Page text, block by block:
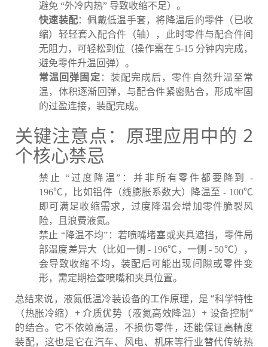
避免 “外冷内热” 导致收缩不足）。
快速装配：佩戴低温手套，将降温后的零件（已收
缩）轻轻套入配合件（轴），此时零件与配合件间
无阻力，可轻松到位（操作需在 5-15 分钟内完成，
避免零件升温回弹）。
常温回弹固定 ：装配完成后，零件自然升温至常
温，体积逐渐回弹，与配合件紧密贴合，形成牢固
的过盈连接，装配完成。
关键注意点：原理应用中的 2
个核心禁忌
禁止 “过度降温”：并非所有零件都要降到 -
196℃，比如铝件（线膨胀系数大）降温至 - 100℃
即可满足收缩需求，过度降温会增加零件脆裂风
险，且浪费液氮。
禁止 “降温不均”：若喷嘴堵塞或夹具遮挡，零件局
部温度差异大（比如一侧 - 196℃，一侧 - 50℃），
会导致收缩不均，装配后可能出现间隙或零件变
形，需定期检查喷嘴和夹具位置。
总结来说，液氮低温冷装设备的工作原理，是 “科学特性
（热胀冷缩）+ 介质优势（液氮高效降温）+ 设备控制”
的结合。它不依赖高温，不损伤零件，还能保证高精度
装配，这也是它在汽车、风电、机床等行业替代传统热